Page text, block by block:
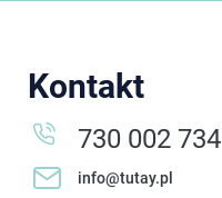
Kontakt
730 002 734
info@tutay.pl